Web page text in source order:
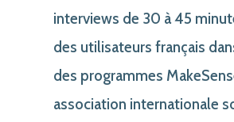
interviews de 30 à 45
des utilisateurs français
des programmes
association internationale